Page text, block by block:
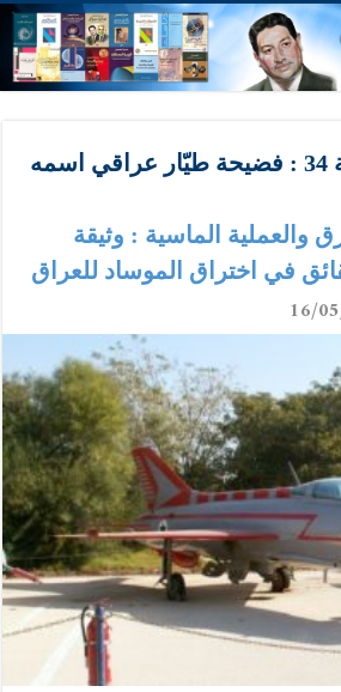
رموز وأشباح الحلقة 34 : فضيحة طيّار عراقي اسمه
والعملية الماسية : وثيقة
في اختراق الموساد للعراق
16/